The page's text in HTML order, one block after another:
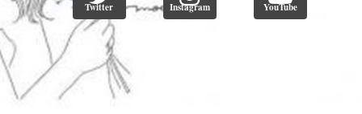
Twitter Instagram YouTube